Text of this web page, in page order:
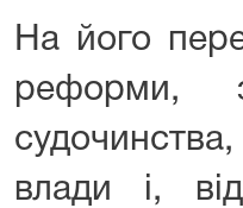
На його
реформи,
влади і,